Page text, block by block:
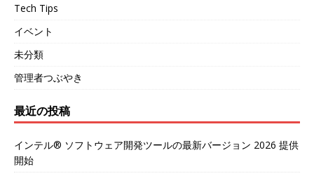
Tech Tips
イベント
未分類
管理者つぶやき
最近の投稿
インテル® ソフトウェア開発ツールの最新バージョン 2026 提供
開始